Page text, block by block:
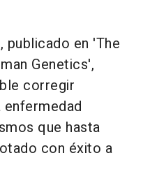
publicado en 'The
Genetics',
corregir
que hasta
con éxito a